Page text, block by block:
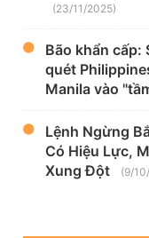
(23/11/2025)
Bão khẩn cấp:
quét
Manila vào
Lệnh Ngừng
Có Hiệu Lực,
Xung Đột
(9/